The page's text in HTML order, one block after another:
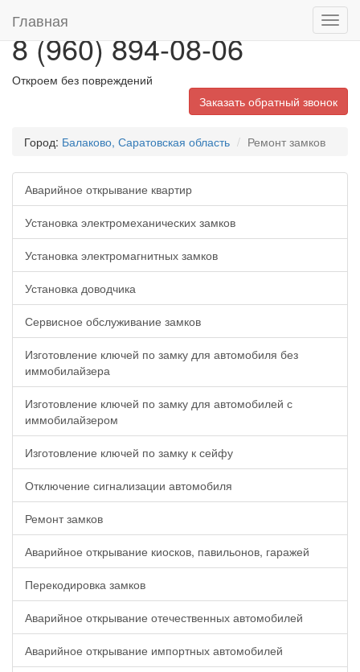
Главная
8 (960) 894-08-06
Откроем без повреждений
Заказать обратный звонок
Город: Балаково, Саратовская область Ремонт замков
Аварийное открывание квартир
Установка электромеханических замков
Установка электромагнитных замков
Установка доводчика
Сервисное обслуживание замков
Изготовление ключей по замку для автомобиля без
иммобилайзера
Изготовление ключей по замку для автомобилей с
иммобилайзером
Изготовление ключей по замку к сейфу
Отключение сигнализации автомобиля
Ремонт замков
Аварийное открывание киосков, павильонов, гаражей
Перекодировка замков
Аварийное открывание отечественных автомобилей
Аварийное открывание импортных автомобилей